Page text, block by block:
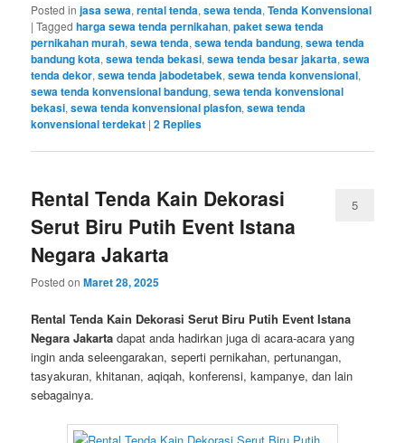
Posted in jasa sewa,rental tenda,sewa tenda,Tenda Konvensional
|Tagged harga sewa tenda pernikahan,paket sewa tenda
pernikahan murah,sewa tenda,sewa tenda bandung,sewa tenda
bandung kota,sewa tenda bekasi,sewa tenda besar jakarta,sewa
tenda dekor,sewa tenda jabodetabek,sewa tenda konvensional,
sewa tenda konvensional bandung,sewa tenda konvensional
bekasi,sewa tenda konvensional plasfon,sewa tenda
konvensional terdekat |2 Replies
Rental Tenda Kain Dekorasi
Serut Biru Putih Event Istana
Negara Jakarta
Posted onMaret 28, 2025
5
Rental Tenda Kain Dekorasi Serut Biru Putih Event Istana
Negara Jakarta dapat anda hadirkan juga di acara-acara yang
ingin anda seleengarakan, seperti pernikahan, pertunangan,
tasyakuran, khitanan, aqiqah, konferensi, kampanye, dan lain
sebagainya.